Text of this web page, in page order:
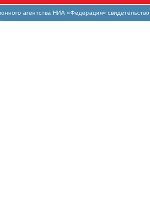
агентства НИА «Федерация»